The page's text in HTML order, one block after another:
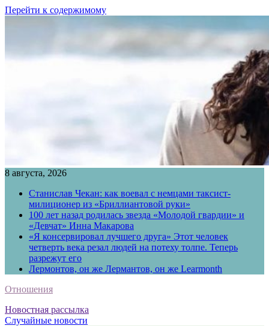
Перейти к содержимому
8 августа, 2026
Станислав Чекан: как воевал с немцами таксист-
милиционер из «Бриллиантовой руки»
100 лет назад родилась звезда «Молодой гвардии» и
«Девчат» Инна Макарова
«Я консервировал лучшего друга» Этот человек
четверть века резал людей на потеху толпе. Теперь
разрежут его
Лермонтов, он же Лермантов, он же Learmonth
Отношения
Новостная рассылка
Случайные новости